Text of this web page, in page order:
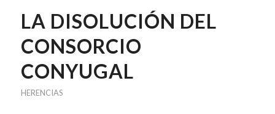
LA DISOLUCIÓN DEL
CONSORCIO
CONYUGAL
HERENCIAS